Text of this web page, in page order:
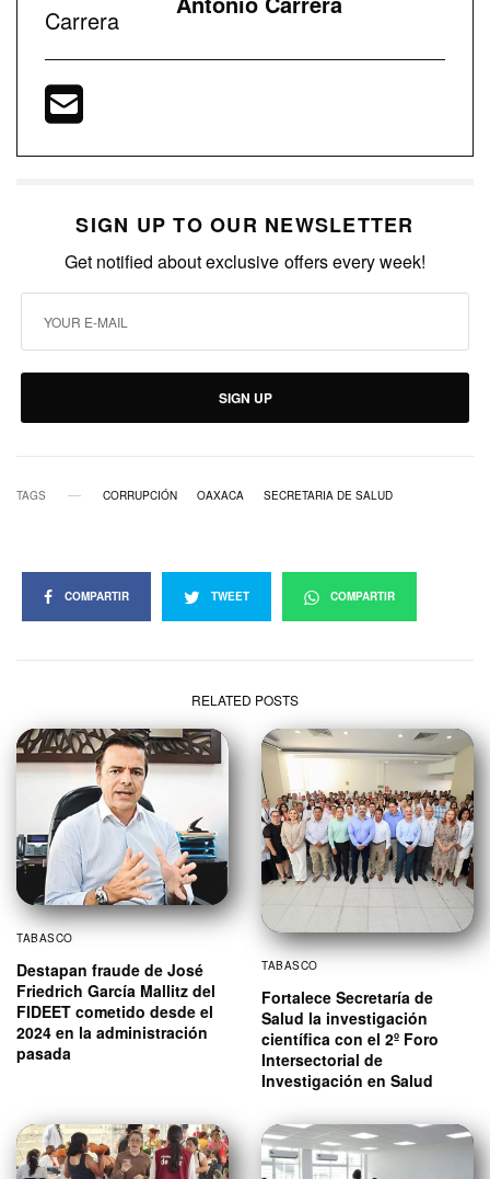
SIGN UP TO OUR NEWSLETTER
Get notified about exclusive offers every week!
SIGN UP
TAGS CORRUPCIÓN OAXACA SECRETARIA DE SALUD
COMPARTIR TWEET COMPARTIR
RELATED POSTS
TABASCO
Destapan fraude de José
Friedrich García Mallitz del
FIDEET cometido desde el
2024 en la administración
pasada
TABASCO
Fortalece Secretaría de
Salud la investigación
científica con el 2º Foro
Intersectorial de
Investigación en Salud